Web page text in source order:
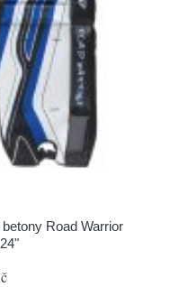
Road Warrior